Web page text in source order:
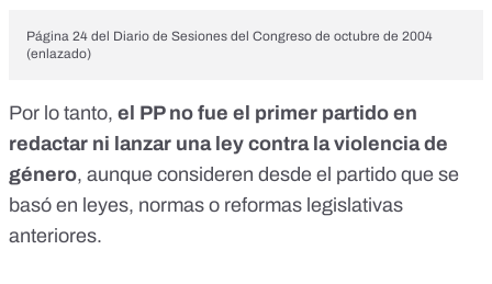
Página 24 del Diario de Sesiones del Congreso de octubre de 2004
(enlazado)
Por lo tanto, el PP no fue el primer partido en
redactar ni lanzar una ley contra la violencia de
género, aunque consideren desde el partido que se
basó en leyes, normas o reformas legislativas
anteriores.